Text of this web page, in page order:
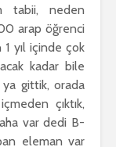
tabii, neden
arap öğrenci
1 yıl içinde çok
kadar bile
gittik, orada
çıktık,
var dedi B-
eleman var